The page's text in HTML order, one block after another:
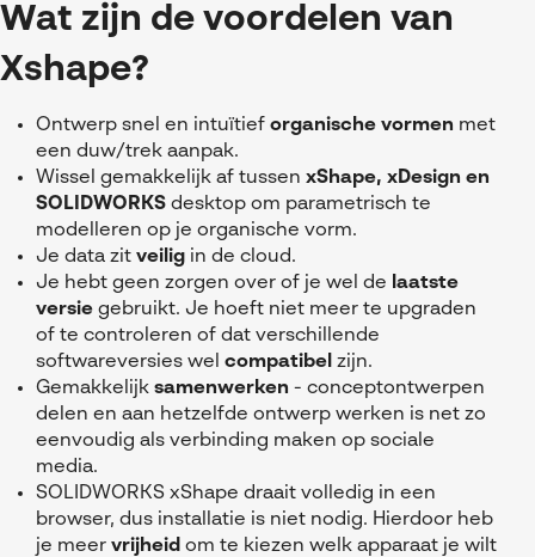
Wat zijn de voordelen van
Xshape?
Ontwerp snel en intuïtief organische vormen met
een duw/trek aanpak.
Wissel gemakkelijk af tussen xShape, xDesign en
SOLIDWORKS desktop om parametrisch te
modelleren op je organische vorm.
Je data zit veilig in de cloud.
Je hebt geen zorgen over of je wel de laatste
versie gebruikt. Je hoeft niet meer te upgraden
of te controleren of dat verschillende
softwareversies wel compatibel zijn.
Gemakkelijk samenwerken - conceptontwerpen
delen en aan hetzelfde ontwerp werken is net zo
eenvoudig als verbinding maken op sociale
media.
SOLIDWORKS xShape draait volledig in een
browser, dus installatie is niet nodig. Hierdoor heb
je meer vrijheid om te kiezen welk apparaat je wilt